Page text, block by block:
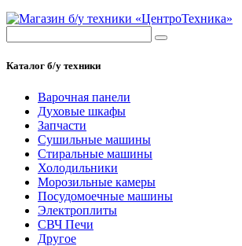
Каталог б/у техники
Варочная панели
Духовые шкафы
Запчасти
Сушильные машины
Стиральные машины
Холодильники
Морозильные камеры
Посудомоечные машины
Электроплиты
СВЧ Печи
Другое